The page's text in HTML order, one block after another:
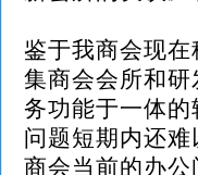
鉴于我商会现
集商会会所和
务功能于一体的
问题短期内还
商会当前的办